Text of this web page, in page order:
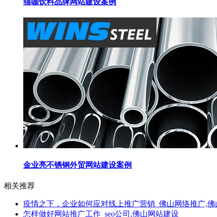
金业亮不锈钢外贸网站建设案例
相关推荐
疫情之下，企业如何应对线上推广营销_佛山网络推广,
怎样做好网站推广工作_seo公司,佛山网站建设